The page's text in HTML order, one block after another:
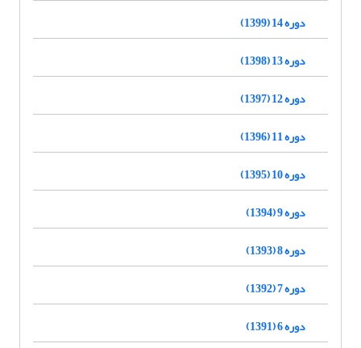
دوره 14 (1399)
دوره 13 (1398)
دوره 12 (1397)
دوره 11 (1396)
دوره 10 (1395)
دوره 9 (1394)
دوره 8 (1393)
دوره 7 (1392)
دوره 6 (1391)